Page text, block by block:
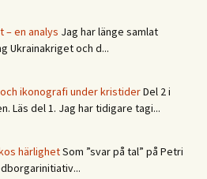
– en analys Jag har länge samlat
Ukrainakriget och d...
ikonografi under kristiderDel 2 i
Läs del 1. Jag har tidigare tagi...
härlighetSom ”svar på tal” på Petri